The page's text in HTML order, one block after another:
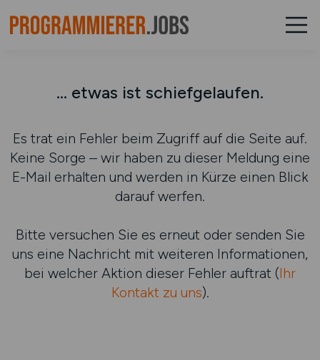
... etwas ist schiefgelaufen.
Es trat ein Fehler beim Zugriff auf die Seite auf.
Keine Sorge – wir haben zu dieser Meldung eine
E-Mail erhalten und werden in Kürze einen Blick
darauf werfen.
Bitte versuchen Sie es erneut oder senden Sie
uns eine Nachricht mit weiteren Informationen,
bei welcher Aktion dieser Fehler auftrat (Ihr
Kontakt zu uns).